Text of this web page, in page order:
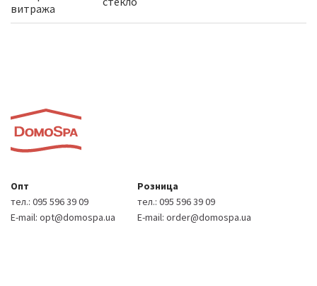
витража
Опт
тел.: 095 596 39 09
E-mail: opt@domospa.ua
Розница
тел.: 095 596 39 09
E-mail: order@domospa.ua